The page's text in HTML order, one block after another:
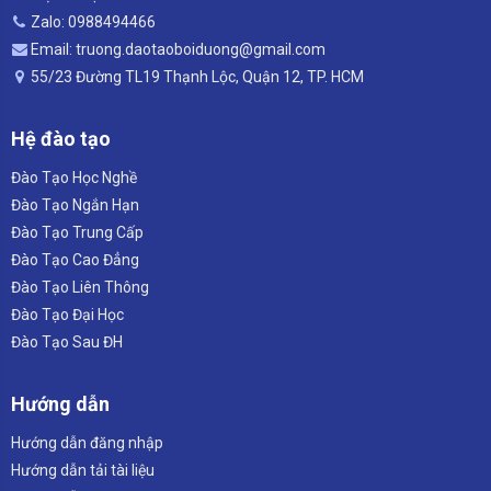
Zalo: 0988494466
Email: truong.daotaoboiduong@gmail.com
55/23 Đường TL19 Thạnh Lộc, Quận 12, TP. HCM
Hệ đào tạo
Đào Tạo Học Nghề
Đào Tạo Ngắn Hạn
Đào Tạo Trung Cấp
Đào Tạo Cao Đẳng
Đào Tạo Liên Thông
Đào Tạo Đại Học
Đào Tạo Sau ĐH
Hướng dẫn
Hướng dẫn đăng nhập
Hướng dẫn tải tài liệu